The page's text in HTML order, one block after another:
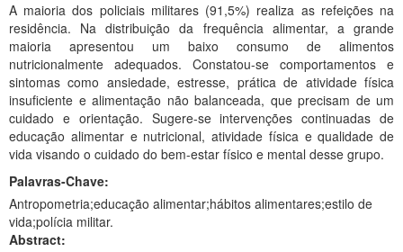
A maioria dos policiais militares (91,5%) realiza as refeições na
residência. Na distribuição da frequência alimentar, a grande
maioria apresentou um baixo consumo de alimentos
nutricionalmente adequados. Constatou-se comportamentos e
sintomas como ansiedade, estresse, prática de atividade física
insuficiente e alimentação não balanceada, que precisam de um
cuidado e orientação. Sugere-se intervenções continuadas de
educação alimentar e nutricional, atividade física e qualidade de
vida visando o cuidado do bem-estar físico e mental desse grupo.
Palavras-Chave:
Antropometria;educação alimentar;hábitos alimentares;estilo de
vida;polícia militar.
Abstract: